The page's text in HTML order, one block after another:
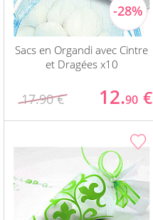
Sacs en Organdi avec Cintre
et Dragées x10
17.90 € 12.90 €